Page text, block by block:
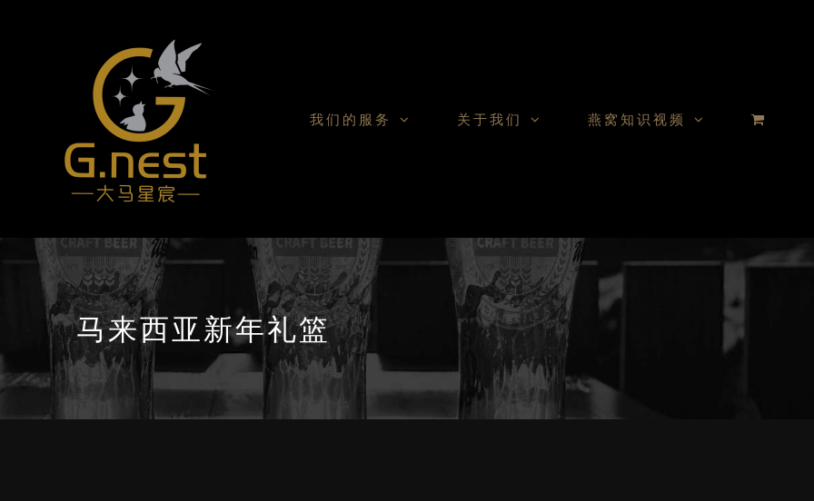
我们的服务 关于我们 燕窝知识视频
马来西亚新年礼篮